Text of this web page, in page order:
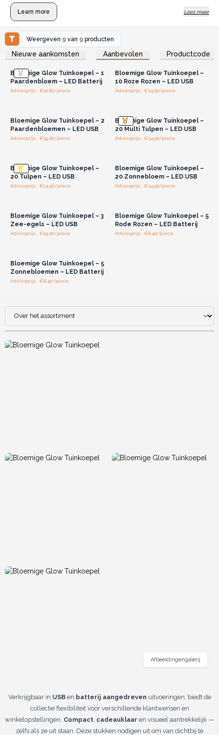
rustige winkelhoeken. 💐
Learn more Lees meer
Weergeven 9 van 9 producten
Nieuwe aankomsten Aanbevolen Productcode
Log in of registreer u voor
groothandelsprijzen.
Bloemige Glow Tuinkoepel – 1
Paardenbloem – LED Batterij
Adviesprijs : €10.80/piece
Log in of registreer u voor
groothandelsprijzen.
Bloemige Glow Tuinkoepel –
10 Roze Rozen – LED USB
Adviesprijs : €14.50/piece
Bloemige Glow Tuinkoepel – 2
Paardenbloemen – LED USB
Adviesprijs : €19.20/piece
Bloemige Glow Tuinkoepel –
20 Multi Tulpen – LED USB
Adviesprijs : €14.50/piece
Bloemige Glow Tuinkoepel –
20 Tulpen – LED USB
Adviesprijs : €14.50/piece
Bloemige Glow Tuinkoepel –
20 Zonnebloem – LED USB
Adviesprijs : €14.50/piece
Bloemige Glow Tuinkoepel – 3
Zee-egels – LED USB
Adviesprijs : €19.20/piece
Bloemige Glow Tuinkoepel – 5
Rode Rozen – LED Batterij
Adviesprijs : €8.40/piece
Bloemige Glow Tuinkoepel – 5
Zonnebloemen – LED Batterij
Adviesprijs : €8.40/piece
Verkrijgbaar in USBen batterij aangedreven uitvoeringen, biedt de
collectie flexibiliteit voor verschillende klantwensen en
winkelopstellingen. Compact cadeauklaar en visueel aantrekkelijk —
zelfs als ze uit staan. Deze stukken nodigen uit om van dichtbij te
Afbeeldingengalerij